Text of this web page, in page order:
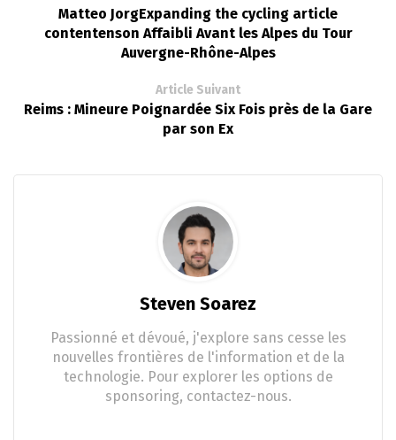
Matteo JorgExpanding the cycling article
contentenson Affaibli Avant les Alpes du Tour
Auvergne-Rhône-Alpes
Article Suivant
Reims : Mineure Poignardée Six Fois près de la Gare
par son Ex
Steven Soarez
Passionné et dévoué, j'explore sans cesse les
nouvelles frontières de l'information et de la
technologie. Pour explorer les options de
sponsoring, contactez-nous.